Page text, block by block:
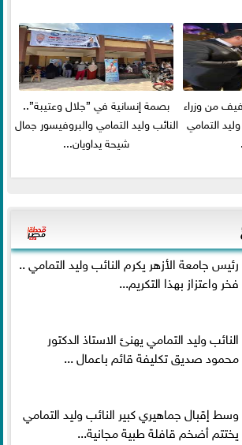
من وزراء
التمامي
بصمة إنسانية في ”جلال وعتيبة”..
النائب وليد التمامي والبروفيسور جمال
شيحة يداويان...
رئيس جامعة الأزهر يكرم النائب وليد التمامي ..
فخر واعتزاز بهذا التكريم...
النائب وليد التمامي يهنئ الاستاذ الدكتور
محمود صديق تكليفة قائم باعمال ...
وسط إقبال جماهيري كبير النائب وليد التمامي
يختتم أضخم قافلة طبية مجانية...